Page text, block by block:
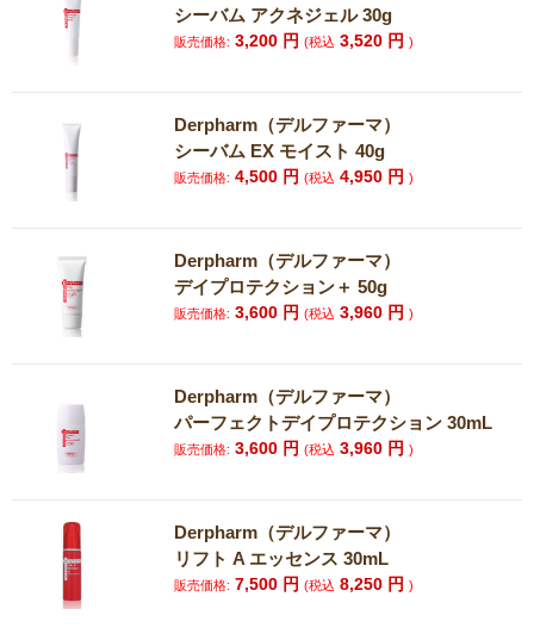
シーバム アクネジェル 30g
販売価格: 3,200 円(税込 3,520 円)
Derpharm（デルファーマ）
シーバム EX モイスト 40g
販売価格: 4,500 円(税込 4,950 円)
Derpharm（デルファーマ）
デイプロテクション＋ 50g
販売価格: 3,600 円(税込 3,960 円)
Derpharm（デルファーマ）
パーフェクトデイプロテクション 30mL
販売価格: 3,600 円(税込 3,960 円)
Derpharm（デルファーマ）
リフト A エッセンス 30mL
販売価格: 7,500 円(税込 8,250 円)